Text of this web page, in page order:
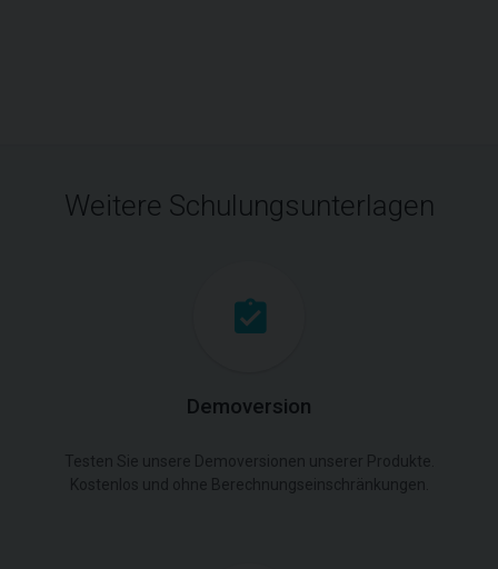
Weitere Schulungsunterlagen
Demoversion
Testen Sie unsere Demoversionen unserer Produkte.
Kostenlos und ohne Berechnungseinschränkungen.